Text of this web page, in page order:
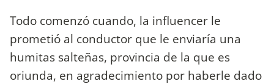
Todo comenzó cuando, la influencer le
prometió al conductor que le enviaría una
humitas salteñas, provincia de la que es
oriunda, en agradecimiento por haberle dado